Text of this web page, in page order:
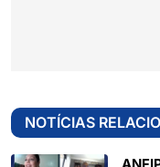
NOTÍCIAS